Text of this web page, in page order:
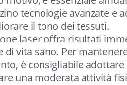
tecnologie avanzate e
il tono dei tessuti.
laser offra risultati
di vita sano. Per
è consigliabile adottare
una moderata attività